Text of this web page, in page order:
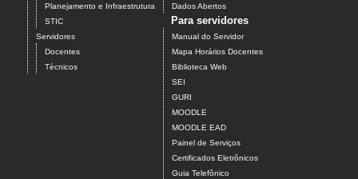
Planejamento e Infraestrutura
STIC
Servidores
Docentes
Técnicos
Dados Abertos
Para servidores
Manual do Servidor
Mapa Horários Docentes
Biblioteca Web
SEI
GURI
MOODLE
MOODLE EAD
Painel de Serviços
Certificados Eletrônicos
Guia Telefônico